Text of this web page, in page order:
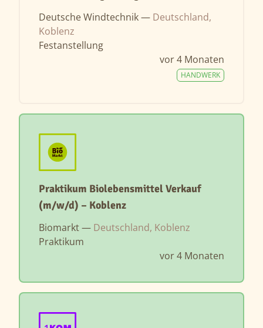
Deutsche Windtechnik — Deutschland,
Koblenz
Festanstellung
vor 4 Monaten
HANDWERK
Praktikum Biolebensmittel Verkauf
(m/w/d) – Koblenz
Biomarkt — Deutschland, Koblenz
Praktikum
vor 4 Monaten